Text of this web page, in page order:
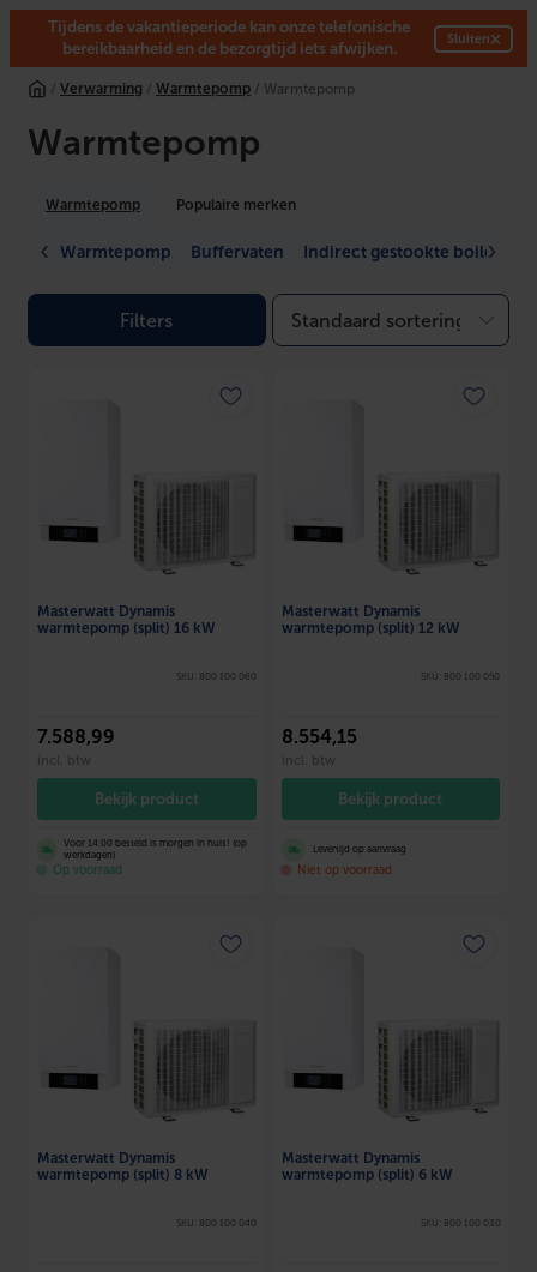
Tijdens de vakantieperiode kan onze telefonische
bereikbaarheid en de bezorgtijd iets afwijken.
Sluiten×
naar
inhoud
/ Verwarming / Warmtepomp / Warmtepomp
Warmtepomp
Warmtepomp Populaire merken
Warmtepomp Buffervaten Indirect gestookte boiler
Filters
Masterwatt Dynamis
warmtepomp (split) 16 kW
SKU: 800 100 060
7.588,99
incl. btw
Bekijk product
Voor 14:00 besteld is morgen in huis! (op
werkdagen)
Op voorraad
Masterwatt Dynamis
warmtepomp (split) 12 kW
SKU: 800 100 050
8.554,15
incl. btw
Bekijk product
Levertijd op aanvraag
Niet op voorraad
Masterwatt Dynamis
warmtepomp (split) 8 kW
SKU: 800 100 040
Masterwatt Dynamis
warmtepomp (split) 6 kW
SKU: 800 100 030